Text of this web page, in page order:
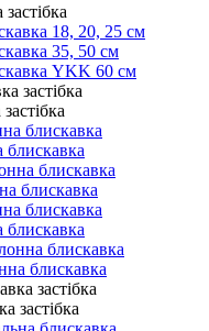
18, 20, 25 см
35, 50 см
YKK 60 см
блискавка
блискавка
застібка